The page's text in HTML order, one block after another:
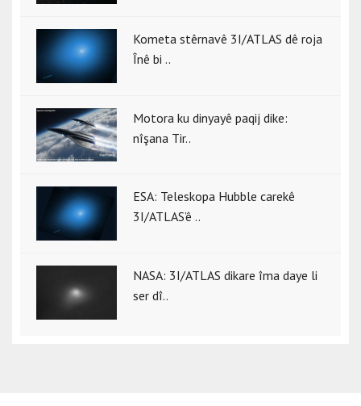
Kometa stêrnavê 3I/ATLAS dê roja
Înê bi ..
Motora ku dinyayê paqij dike:
nîşana Tir..
ESA: Teleskopa Hubble carekê
3I/ATLAS’ê ..
NASA: 3I/ATLAS dikare îma daye li
ser dî..